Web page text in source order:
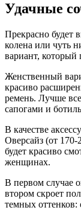
Удачные
Прекрасно будет
колена или чуть
вариант,
Женственный
красиво
ремень. Лучше
сапогами и
В качестве
Оверсайз (от 170-
будет красиво
женщинах.
В первом случае
втором скроет
темных оттенков: